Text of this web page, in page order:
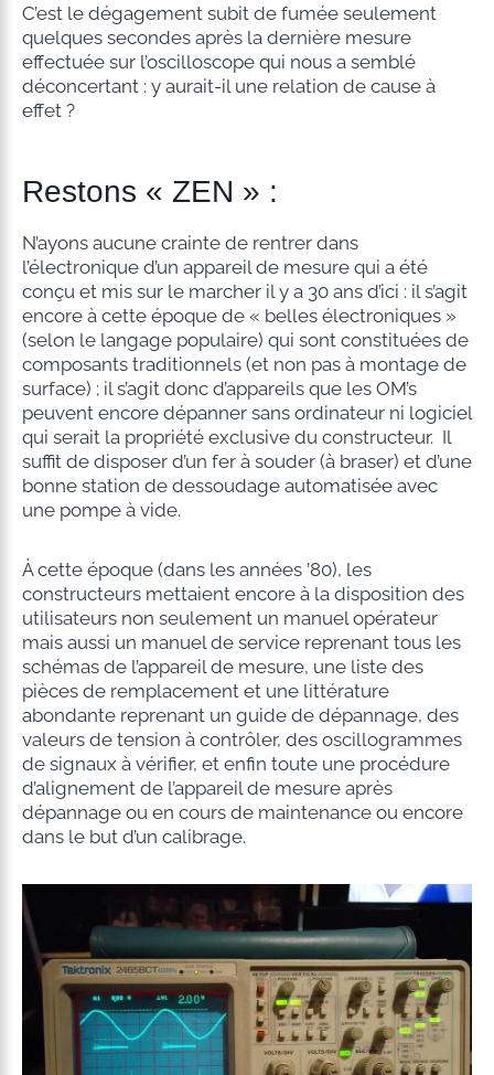
C’est le dégagement subit de fumée seulement
quelques secondes après la dernière mesure
effectuée sur l’oscilloscope qui nous a semblé
déconcertant : y aurait-il une relation de cause à
effet ?
Restons « ZEN » :
N’ayons aucune crainte de rentrer dans
l’électronique d’un appareil de mesure qui a été
conçu et mis sur le marcher il y a 30 ans d’ici : il s’agit
encore à cette époque de « belles électroniques »
(selon le langage populaire) qui sont constituées de
composants traditionnels (et non pas à montage de
surface) ; il s’agit donc d’appareils que les OM’s
peuvent encore dépanner sans ordinateur ni logiciel
qui serait la propriété exclusive du constructeur. Il
suffit de disposer d’un fer à souder (à braser) et d’une
bonne station de dessoudage automatisée avec
une pompe à vide.
À cette époque (dans les années ’80), les
constructeurs mettaient encore à la disposition des
utilisateurs non seulement un manuel opérateur
mais aussi un manuel de service reprenant tous les
schémas de l’appareil de mesure, une liste des
pièces de remplacement et une littérature
abondante reprenant un guide de dépannage, des
valeurs de tension à contrôler, des oscillogrammes
de signaux à vérifier, et enfin toute une procédure
d’alignement de l’appareil de mesure après
dépannage ou en cours de maintenance ou encore
dans le but d’un calibrage.